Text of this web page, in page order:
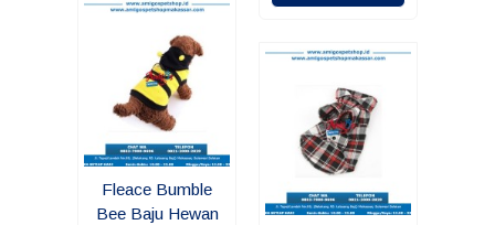
Fleace Bumble
Bee Baju Hewan